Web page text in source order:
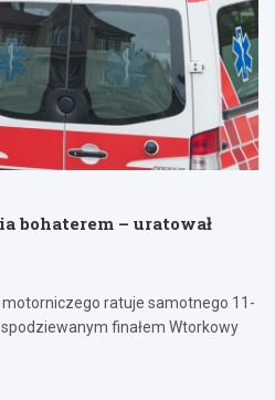
bohaterem – uratował
ratuje samotnego 11-
finałem Wtorkowy